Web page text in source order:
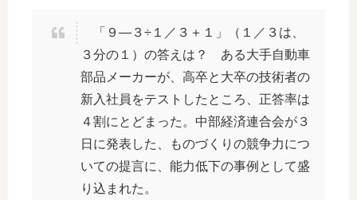
「９―３÷１／３＋１」（１／３は、
３分の１）の答えは？ ある大手自動車
部品メーカーが、高卒と大卒の技術者の
新入社員をテストしたところ、正答率は
４割にとどまった。中部経済連合会が３
日に発表した、ものづくりの競争力につ
いての提言に、能力低下の事例として盛
り込まれた。